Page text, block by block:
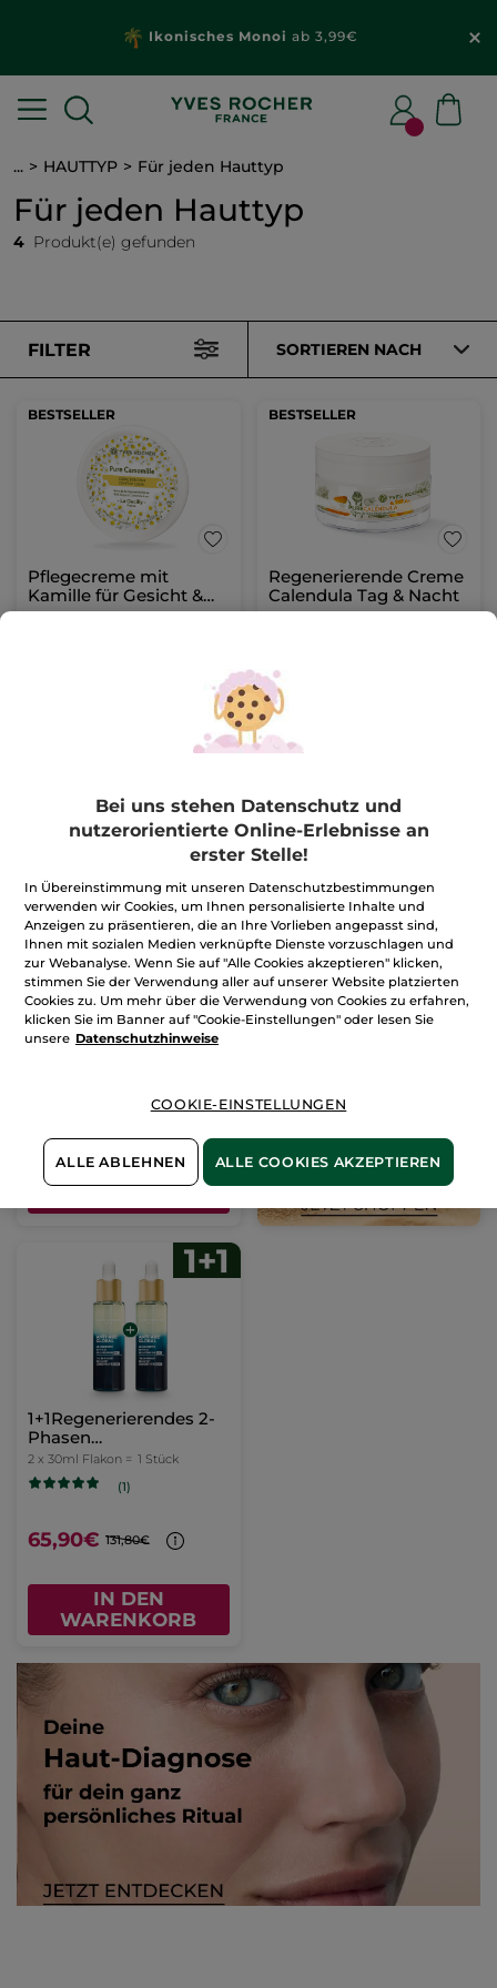
Ikonisches Monoi ab 3,99€
... HAUTTYP Für jeden Hauttyp
Für jeden Hauttyp
4 Produkt(e) gefunden
FILTER SORTIEREN NACH
BESTSELLER
Pflegecreme mit
Kamille für Gesicht &
Körper
BESTSELLER
Regenerierende Creme
Calendula Tag & Nacht
338,00€ / 1l
16,90€
1+1 Tagescreme Anti
Âge Global 50ml
2 x 50ml Glas-Tiegel = 1 Stück
1+1Regenerierendes 2-
Phasen
Nachtkonzentrat 30 ml
2 x 30ml Flakon = 1 Stück
(1)
65,90€ 131,80€
IN DEN
WARENKORB
Bei uns stehen Datenschutz und
nutzerorientierte Online-Erlebnisse an
erster Stelle!
In Übereinstimmung mit unseren Datenschutzbestimmungen
verwenden wir Cookies, um Ihnen personalisierte Inhalte und
Anzeigen zu präsentieren, die an Ihre Vorlieben angepasst sind,
Ihnen mit sozialen Medien verknüpfte Dienste vorzuschlagen und
zur Webanalyse. Wenn Sie auf "Alle Cookies akzeptieren" klicken,
stimmen Sie der Verwendung aller auf unserer Website platzierten
Cookies zu. Um mehr über die Verwendung von Cookies zu erfahren,
klicken Sie im Banner auf "Cookie-Einstellungen" oder lesen Sie
unsere Datenschutzhinweise
COOKIE-EINSTELLUNGEN
ALLE ABLEHNEN ALLE COOKIES AKZEPTIEREN